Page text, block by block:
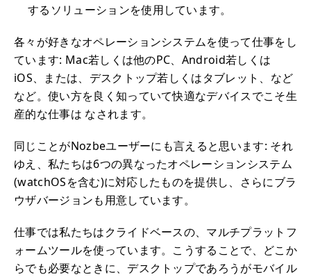
するソリューションを使用しています。
各々が好きなオペレーションシステムを使って仕事をし
ています: Mac若しくは他のPC、Android若しくは
iOS、または、デスクトップ若しくはタブレット、など
など。使い方を良く知っていて快適なデバイスでこそ生
産的な仕事は なされます。
同じことがNozbeユーザーにも言えると思います: それ
ゆえ、私たちは6つの異なったオペレーションシステム
(watchOSを含む)に対応したものを提供し、さらにブラ
ウザバージョンも用意しています。
仕事では私たちはクライドベースの、マルチプラットフ
ォームツールを使っています。こうすることで、どこか
らでも必要なときに、デスクトップであろうがモバイル